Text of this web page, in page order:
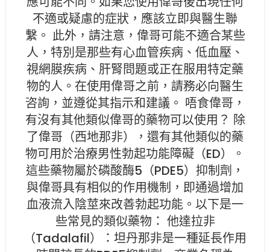
不適或疑慮的症狀，應該立即與醫生聯
繫。 此外，請注意，偉哥可能不適合某些
人，特別是那些有心血管疾病、低血壓、
視網膜疾病、肝腎問題或正在服用特定藥
物的人。在使用偉哥之前，請務必向醫生
咨詢，並遵從其指示和建議。 唔食偉哥，
有沒有其他類似偉哥的藥物可以使用？ 除
了偉哥（西地那非），還有其他類似的藥
物可用於治療男性勃起功能障礙（ED）。
這些藥物屬於磷酸酶5（PDE5）抑制劑，
與偉哥具有相似的作用機制，即通過增加
血液流入陰莖來改善勃起功能。以下是一
些常見的類似藥物： 他達拉非
（Tadalafil）：坦丹那非是一種延長作用